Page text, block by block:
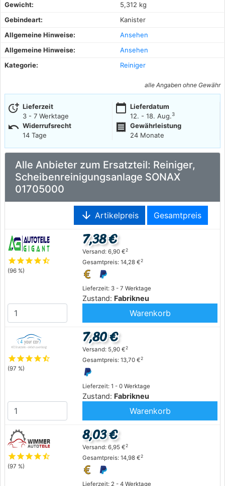
Gewicht:
5,312 kg
Gebindeart:
Kanister
Allgemeine Hinweise:
Ansehen
Allgemeine Hinweise:
Ansehen
Kategorie:
Reiniger
alle Angaben ohne Gewähr
more_time Lieferzeit
3 - 7 Werktage
calendar_today Lieferdatum
12. - 18. Aug.3
undo Widerrufsrecht
14 Tage
receipt
Gewährleistung
24 Monate
Alle Anbieter zum Ersatzteil: Reiniger,
Scheibenreinigungsanlage SONAX
01705000
arrow_downward Artikelpreis Gesamtpreis
starstarstarstarstar_half
(96 %)
Lieferzeit: 3 - 7 Werktage
Zustand: Fabrikneu
7,38 €
Versand: 6,90 €2
Gesamtpreis: 14,28 €2
Warenkorb
starstarstarstarstar_half
(97 %)
Lieferzeit: 1 - 0 Werktage
Zustand: Fabrikneu
7,80 €
Versand: 5,90 €2
Gesamtpreis: 13,70 €2
Warenkorb
starstarstarstarstar_half
(97 %)
Lieferzeit: 2 - 4 Werktage
8,03 €
Versand: 6,95 €2
Gesamtpreis: 14,98 €2